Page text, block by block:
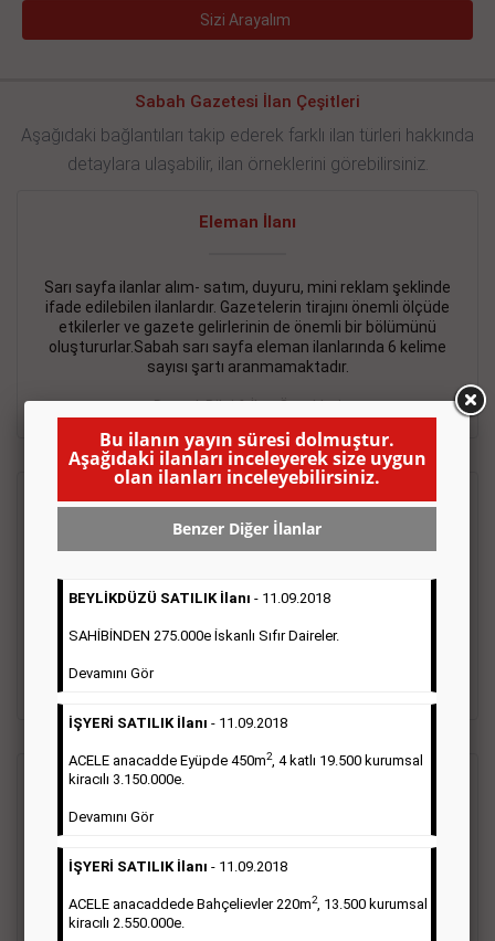
Sabah Gazetesi İlan Çeşitleri
Aşağıdaki bağlantıları takip ederek farklı ilan türleri hakkında
detaylara ulaşabilir, ilan örneklerini görebilirsiniz.
Eleman İlanı
Sarı sayfa ilanlar alım- satım, duyuru, mini reklam şeklinde
ifade edilebilen ilanlardır. Gazetelerin tirajını önemli ölçüde
etkilerler ve gazete gelirlerinin de önemli bir bölümünü
oluştururlar.Sabah sarı sayfa eleman ilanlarında 6 kelime
sayısı şartı aranmamaktadır.
Detaylı Bilgi & İlan Örnekleri
Emlak İlanı
ifade edilebilen ilanlardır. Gazetelerin tirajını önemli ölçüde
etkilerler ve gazete gelirlerinin de önemli bir bölümünü
oluştururlar.Sabah sarı sayfa eleman ilanlarında 6 kelime
Sarı sayfa ilanlar alım- satım, duyuru, mini reklam şeklinde
ifade edilebilen ilanlardır. Gazetelerin tirajını önemli ölçüde
oluştururlar.Sabah sarı sayfa eleman ilanlarında 6 kelime
sayısı şartı aranmamaktadır.
Bu ilanın yayın süresi dolmuştur.
Aşağıdaki ilanları inceleyerek size uygun
olan ilanları inceleyebilirsiniz.
Benzer Diğer İlanlar
BEYLİKDÜZÜ SATILIK İlanı - 11.09.2018
SAHİBİNDEN 275.000e İskanlı Sıfır Daireler.
Devamını Gör
İŞYERİ SATILIK İlanı - 11.09.2018
ACELE anacadde Eyüpde 450m2, 4 katlı 19.500 kurumsal
kiracılı 3.150.000e.
Devamını Gör
İŞYERİ SATILIK İlanı - 11.09.2018
ACELE anacaddede Bahçelievler 220m2, 13.500 kurumsal
kiracılı 2.550.000e.